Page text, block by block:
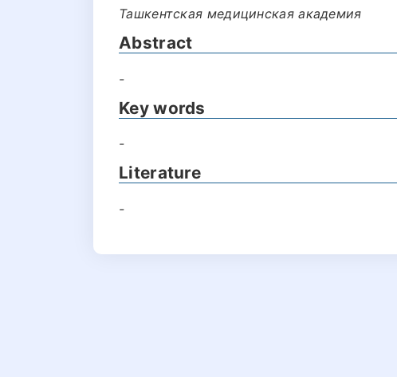
Ташкентская медицинская академия
Abstract
-
Key words
-
Literature
-